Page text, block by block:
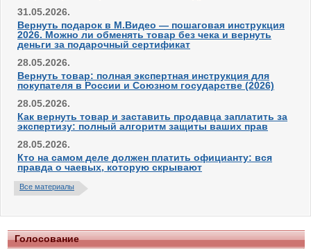
31.05.2026.
Вернуть подарок в М.Видео — пошаговая инструкция
2026. Можно ли обменять товар без чека и вернуть
деньги за подарочный сертификат
28.05.2026.
Вернуть товар: полная экспертная инструкция для
покупателя в России и Союзном государстве (2026)
28.05.2026.
Как вернуть товар и заставить продавца заплатить за
экспертизу: полный алгоритм защиты ваших прав
28.05.2026.
Кто на самом деле должен платить официанту: вся
правда о чаевых, которую скрывают
Все материалы
Голосование